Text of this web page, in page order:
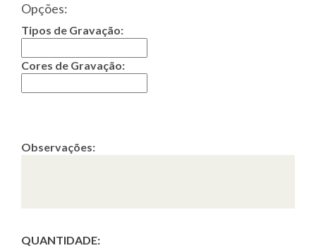
Opções:
Tipos de Gravação:
Cores de Gravação:
Observações:
QUANTIDADE: